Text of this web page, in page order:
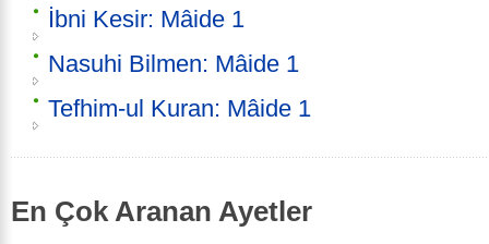
İbni Kesir: Mâide 1
Nasuhi Bilmen: Mâide 1
Tefhim-ul Kuran: Mâide 1
En Çok Aranan Ayetler